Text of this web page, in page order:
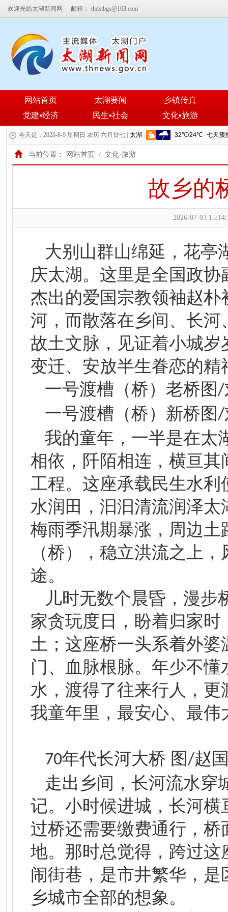
欢迎光临太湖新闻网 邮箱： thdstbgs@163.com
网站首页 太湖要闻
乡镇传真
党建▪经济
民生▪社会 文化▪旅游
今天是：2026-8-9 星期日 农历 六月廿七 |
当前位置： 网站首页 / 文化·旅游
故乡的
2026-07-03
大别山群山绵延，花亭
庆太湖。这里是全国政
杰出的爱国宗教领袖赵
河，而散落在乡间、长
故土文脉，见证着小城
变迁、安放半生眷恋的精
一号渡槽（桥）老桥图/
一号渡槽（桥） 新桥图/
我的童年，一半是在太
相依，阡陌相连，横亘
工程。这座承载民生水
水润田，汩汩清流润泽
梅雨季汛期暴涨，周边
（桥），稳立洪流之上
途。
儿时无数个晨昏，漫步
家贪玩度日，盼着归家
土；这座桥一头系着外
门、血脉根脉。年少不
水，渡得了往来行人，
我童年里，最安心、最伟
70年代长河大桥 图/赵
走出乡间，长河流水穿
记。小时候进城，长河
过桥还需要缴费通行，
地。那时总觉得，跨过
闹街巷，是市井繁华，
乡城市全部的想象。